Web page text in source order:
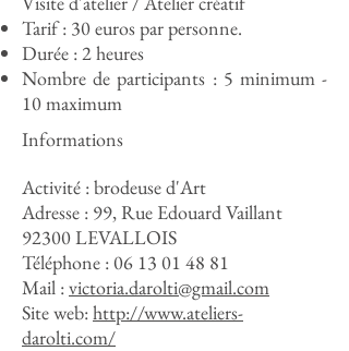
Tarif : 30 euros par personne.
Durée : 2 heures
Nombre de participants : 5 minimum -
10 maximum
Informations
Activité : brodeuse d'Art
Adresse : 99, Rue Edouard Vaillant
92300 LEVALLOIS
Téléphone :06 13 01 48 81
Mail :victoria.darolti@gmail.com
Site web:http://www.ateliers-
darolti.com/